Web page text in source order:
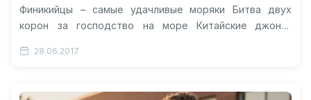
Финикийцы – самые удачливые моряки Битва двух
корон за господство на море Китайские джонки
Видео…
28.06.2017